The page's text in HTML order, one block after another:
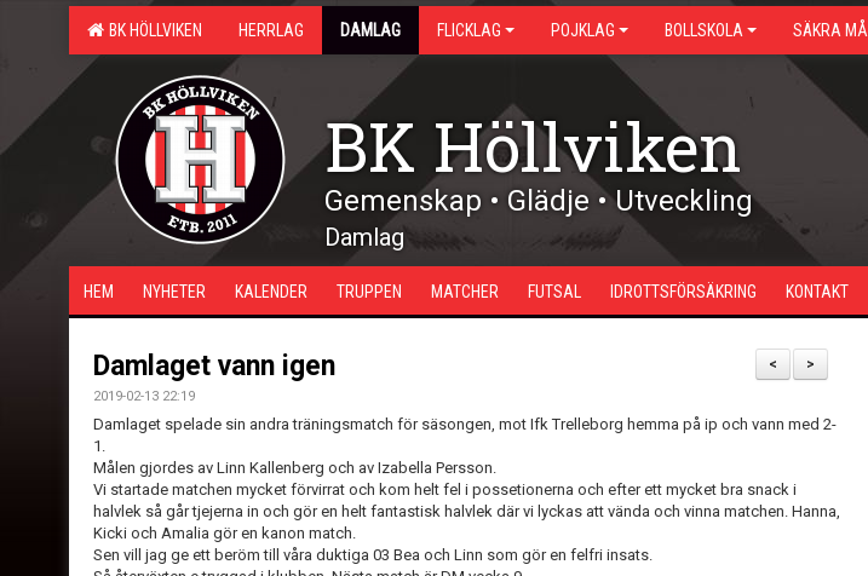
BK HÖLLVIKEN HERRLAG DAMLAG FLICKLAG POJKLAG BOLLSKOLA SÄKRA MÅL
BK Höllviken
Gemenskap • Glädje • Utveckling
Damlag
HEM NYHETER KALENDER TRUPPEN MATCHER FUTSAL IDROTTSFÖRSÄKRING KONTAKT
>
<
Damlaget vann igen
2019-02-13 22:19
Damlaget spelade sin andra träningsmatch för säsongen, mot Ifk Trelleborg hemma på ip och vann med 2-
1.
Målen gjordes av Linn Kallenberg och av Izabella Persson.
Vi startade matchen mycket förvirrat och kom helt fel i possetionerna och efter ett mycket bra snack i
halvlek så går tjejerna in och gör en helt fantastisk halvlek där vi lyckas att vända och vinna matchen. Hanna,
Kicki och Amalia gör en kanon match.
Sen vill jag ge ett beröm till våra duktiga 03 Bea och Linn som gör en felfri insats.